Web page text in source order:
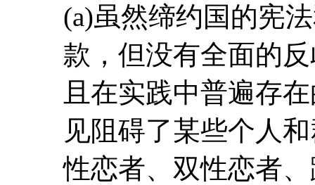
(a)虽然缔约国的宪
款，但没有全面的
且在实践中普遍存
见阻碍了某些个人
性恋者、双性恋者